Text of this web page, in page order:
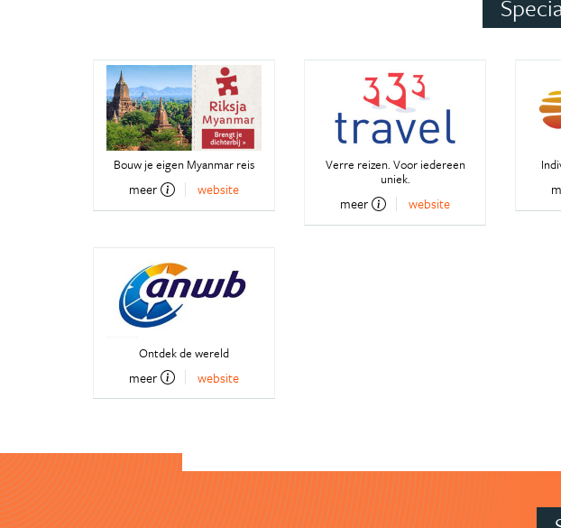
Bouw je eigen Myanmar reis
meer website
Verre reizen. Voor iedereen
uniek.
meer website
Ontdek de wereld
meer website